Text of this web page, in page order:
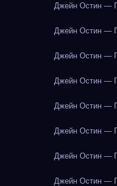
Джейн Остин —
Джейн Остин —
Джейн Остин —
Джейн Остин —
Джейн Остин —
Джейн Остин —
Джейн Остин —
Джейн Остин —